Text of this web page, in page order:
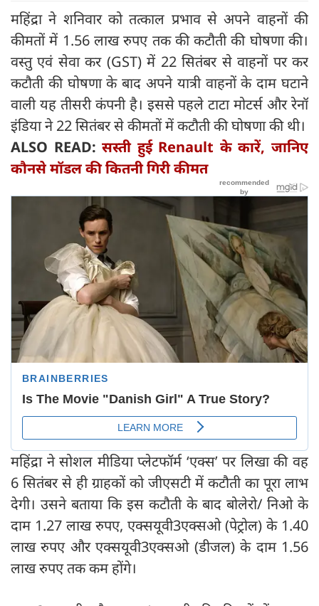
महिंद्रा ने शनिवार को तत्काल प्रभाव से अपने वाहनों की
कीमतों में 1.56 लाख रुपए तक की कटौती की घोषणा की।
वस्तु एवं सेवा कर (GST) में 22 सितंबर से वाहनों पर कर
कटौती की घोषणा के बाद अपने यात्री वाहनों के दाम घटाने
वाली यह तीसरी कंपनी है। इससे पहले टाटा मोटर्स और रेनॉ
इंडिया ने 22 सितंबर से कीमतों में कटौती की घोषणा की थी।
ALSO READ:सस्ती हुई Renault के कारें, जानिए
कौनसे मॉडल की कितनी गिरी कीमत
महिंद्रा ने सोशल मीडिया प्लेटफॉर्म ‘एक्स’ पर लिखा की वह
6 सितंबर से ही ग्राहकों को जीएसटी में कटौती का पूरा लाभ
देगी। उसने बताया कि इस कटौती के बाद बोलेरो/ निओ के
दाम 1.27 लाख रुपए, एक्सयूवी3एक्सओ (पेट्रोल) के 1.40
लाख रुपए और एक्सयूवी3एक्सओ (डीजल) के दाम 1.56
लाख रुपए तक कम होंगे।